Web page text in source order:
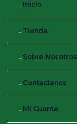
Inicio
Tienda
Sobre Nosotros
Contactanos
Mi Cuenta